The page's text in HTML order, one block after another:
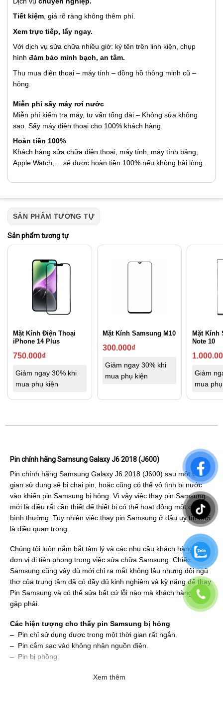
Tiết kiệm, giá rõ ràng không thêm phí.
Xem trực tiếp, lấy ngay.
Với dịch vụ sửa chữa nhiều giờ: ký tên trên linh kiện, chụp
hình đảm bảo minh bạch, an tâm.
Thu mua điện thoại – máy tính – đồng hồ thông minh cũ –
hỏng.
Miễn phí sấy máy rơi nước
Miễn phí kiểm tra máy, tư vấn tổng đài – Không sửa không
sao. Sấy máy điện thoại cho 100% khách hàng.
Hoàn tiền 100%
Khách hàng sửa chữa điện thoại, máy tính, máy tính bảng,
Apple Watch,… sẽ được hoàn tiền 100% nếu không hài lòng.
SẢN PHẨM TƯƠNG TỰ
Sản phẩm tương tự
Mặt Kính Điện Thoại
iPhone 14 Plus
750.000₫
Giảm ngay 30% khi
mua phụ kiện
Mặt Kính Samsung M10
300.000₫
Giảm ngay 30% khi
mua phụ kiện
Mặt Kính
Note 10
Giảm
mua
Pin chính hãng Samsung Galaxy J6 2018 (J600)
Pin chính hãng Samsung Galaxy J6 2018 (J600) sau một thời
gian sử dụng sẽ bị chai pin, hoặc cũng có thể vô tình bị nước
vào khiến pin Samsung bị hỏng. Vì vậy việc thay pin Samsung
mới là điều rất cần thiết để thiết bị có thể hoạt động một cách
bình thường. Tuy nhiên việc thay pin Samsung ở đâu uy tín mới
là điều quan trọng.
Chúng tôi luôn nắm bắt tâm lý và các nhu cầu khách hàng để là
đơn vị đi tiên phong trong việc sửa chữa Samsung. Chiếc
Samsung cũng vậy dù mới chỉ ra mắt không lâu nhưng đội ngũ
thợ của trung tâm đã có đầy đủ kinh nghiệm và kỹ năng để thay
Pin Samsung và có thể sửa bất cứ lỗi nào mà khách hàng đang
gặp phải.
Các hiện tượng cho thấy pin Samsung bị hỏng
– Pin chỉ sử dụng được trong một thời gian rất ngắn.
– Pin cắm sạc vào không nhận nguồn điện.
– Pin bị phồng.
Xem thêm